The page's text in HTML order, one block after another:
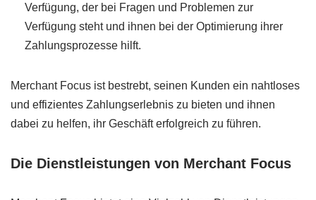
Verfügung, der bei Fragen und Problemen zur
Verfügung steht und ihnen bei der Optimierung ihrer
Zahlungsprozesse hilft.
Merchant Focus ist bestrebt, seinen Kunden ein nahtloses
und effizientes Zahlungserlebnis zu bieten und ihnen
dabei zu helfen, ihr Geschäft erfolgreich zu führen.
Die Dienstleistungen von Merchant Focus